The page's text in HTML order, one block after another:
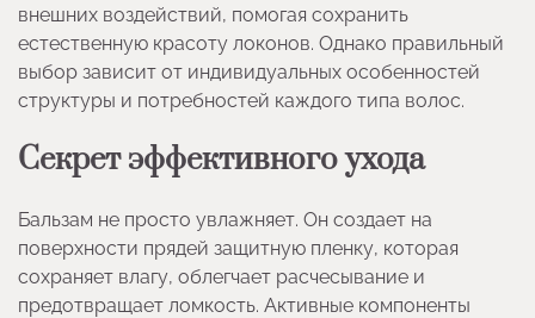
внешних воздействий, помогая сохранить
естественную красоту локонов. Однако правильный
выбор зависит от индивидуальных особенностей
структуры и потребностей каждого типа волос.
Секрет эффективного ухода
Бальзам не просто увлажняет. Он создает на
поверхности прядей защитную пленку, которая
сохраняет влагу, облегчает расчесывание и
предотвращает ломкость. Активные компоненты